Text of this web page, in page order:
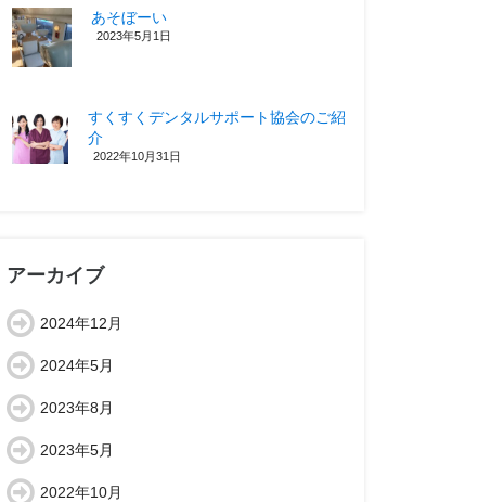
あそぼーい
2023年5月1日
すくすくデンタルサポート協会のご紹
介
2022年10月31日
アーカイブ
2024年12月
2024年5月
2023年8月
2023年5月
2022年10月